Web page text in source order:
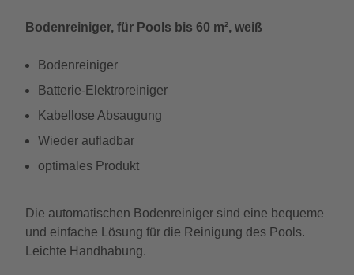
Bodenreiniger, für Pools bis 60 m², weiß
Bodenreiniger
Batterie-Elektroreiniger
Kabellose Absaugung
Wieder aufladbar
optimales Produkt
Die automatischen Bodenreiniger sind eine bequeme
und einfache Lösung für die Reinigung des Pools.
Leichte Handhabung.